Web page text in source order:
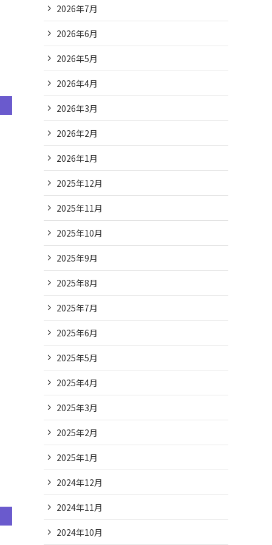
2026年7月
2026年6月
2026年5月
2026年4月
2026年3月
2026年2月
2026年1月
2025年12月
2025年11月
2025年10月
2025年9月
2025年8月
2025年7月
2025年6月
2025年5月
2025年4月
2025年3月
2025年2月
2025年1月
2024年12月
2024年11月
2024年10月